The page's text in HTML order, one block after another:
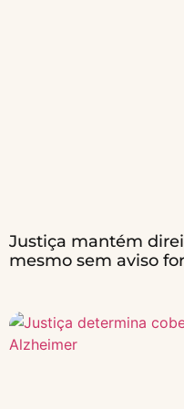
Justiça mantém
mesmo sem aviso